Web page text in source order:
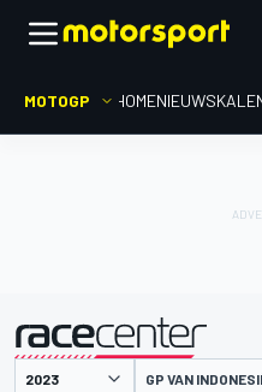
MOTOGP HOMENIEUWS
gepresenteerd door GP VAN